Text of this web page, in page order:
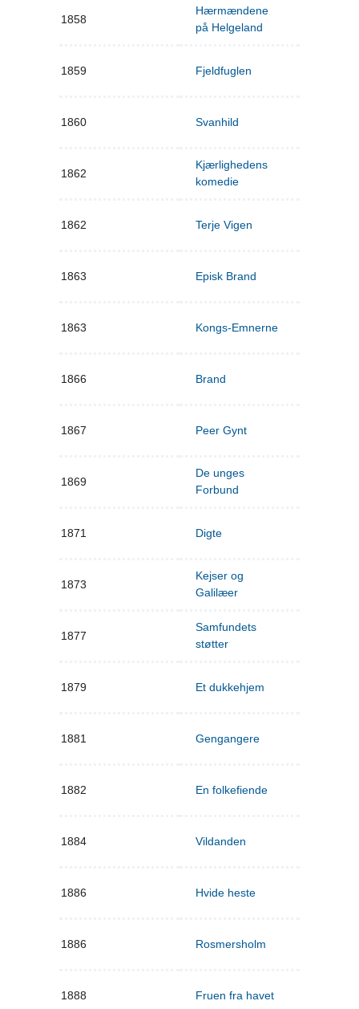
1858
Hærmændene
på Helgeland
1859 Fjeldfuglen
1860 Svanhild
1862
Kjærlighedens
komedie
1862 Terje Vigen
1863 Episk Brand
1863 Kongs-Emnerne
1866 Brand
1867 Peer Gynt
1869
De unges
Forbund
1871 Digte
1873
Kejser og
Galilæer
1877
Samfundets
støtter
1879 Et dukkehjem
1881 Gengangere
1882 En folkefiende
1884 Vildanden
1886 Hvide heste
1886 Rosmersholm
1888 Fruen fra havet